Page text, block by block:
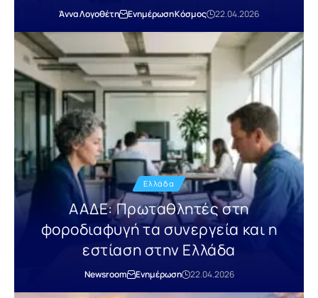
Άννα Λογοθέτη ΕνημέρωσηΚόσμος 22.04.2026
Ελλάδα
ΑΑΔΕ: Πρωταθλητές στη
φοροδιαφυγή τα συνεργεία και η
εστίαση στην Ελλάδα
Newsroom Ενημέρωση 22.04.2026